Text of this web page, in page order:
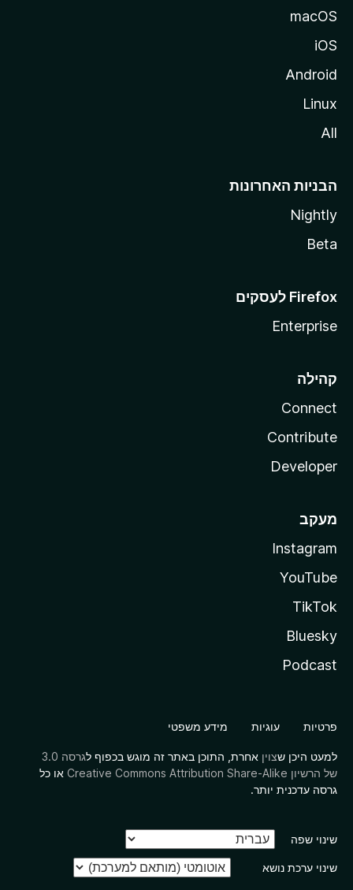
macOS
iOS
Android
Linux
All
הבניות האחרונות
Nightly
Beta
Enterprise
קהילה
Connect
Contribute
Developer
מעקב
Instagram
YouTube
TikTok
Bluesky
Podcast
פרטיות עוגיות מידע משפטי
למעט היכן שצוין אחרת, התוכן באתר זה מוגש בכפוף ל
גרסה 3.0
של הרשיון Creative Commons Attribution Share-Alike
או כל
גרסה עדכנית יותר.
שינוי שפה
שינוי ערכת נושא